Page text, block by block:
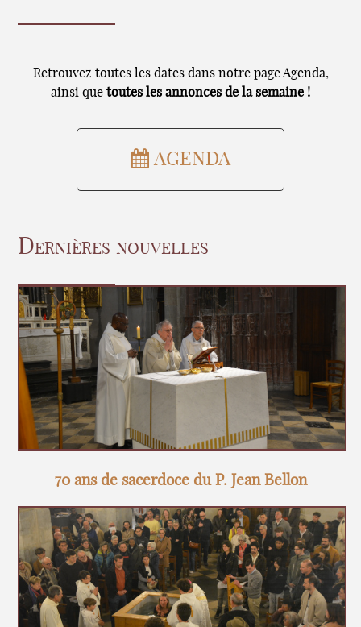
Retrouvez toutes les dates dans notre page Agenda,
ainsi que toutes les annonces de la semaine !
AGENDA
Dernières nouvelles
70 ans de sacerdoce du P. Jean Bellon